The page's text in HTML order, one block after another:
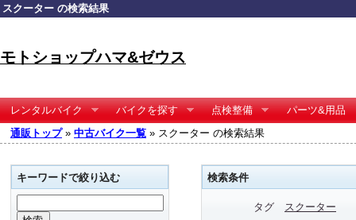
スクーター の検索結果
モトショップハマ&ゼウス
レンタルバイク バイクを探す 点検整備
パーツ&用品
通販トップ» 中古バイク一覧 » スクーター の検索結果
検索条件
タグ
スクーター
キーワードで絞り込む